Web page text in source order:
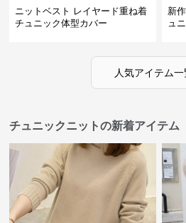
ニットベスト レイヤード重ね着
チュニック体型カバー
新
ュ
人気アイテム
チュニックニットの新着アイテム